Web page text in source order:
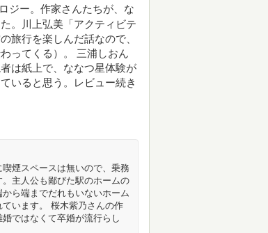
ジー。作家さんたちが、な
。川上弘美「アクティビテ
旅行を楽しんだ話なので、
ってくる）。 三浦しおん
は紙上で、ななつ星体験が
いると思う。レビュー続き
煙スペースは無いので、乗務
主人公も鄙びた駅のホームの
ら端までだれもいないホーム
います。 桜木紫乃さんの作
ではなくて卒婚が流行らし